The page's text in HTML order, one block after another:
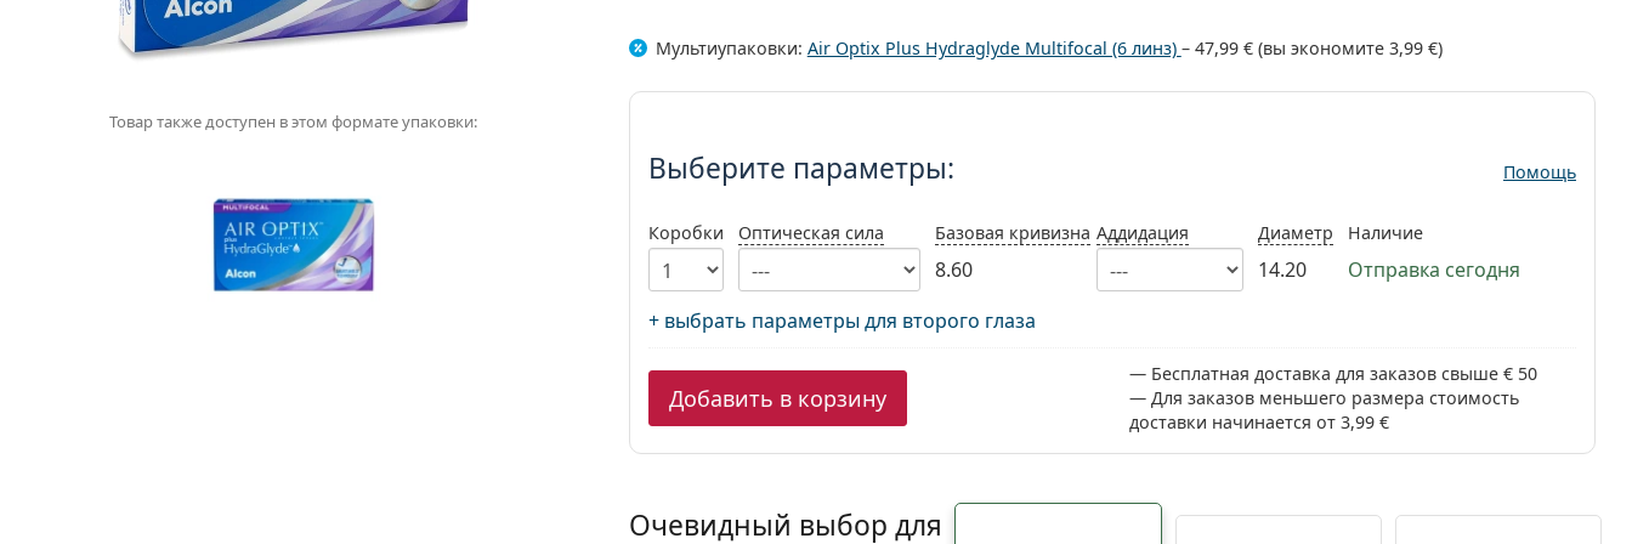
Товар также доступен в этом формате упаковки:
Мультиупаковки: Air Optix Plus Hydraglyde Multifocal (6 линз) – 47,99 €(вы экономите 3,99 €)
Выберите параметры:
Выберите параметры: Помощь
Коробки Оптическая сила Базовая кривизна
8.60
Аддидация Диаметр
14.20
Наличие
Отправка сегодня
+ выбрать параметры для второго глаза
Добавить в корзину
Бесплатная доставка для заказов свыше € 50
Для заказов меньшего размера стоимость
доставки начинается от 3,99 €
Очевидный выбор для